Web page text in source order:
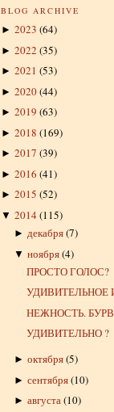
BLOG ARCHIVE
► 2023 (64)
► 2022 (35)
► 2021 (53)
► 2020(44)
► 2019 (63)
► 2018 (169)
► 2017 (39)
► 2016 (41)
► 2015 (52)
▼ 2014 (115)
► декабря(7)
▼ ноября(4)
ПРОСТО ГОЛОС?
УДИВИТЕЛЬНОЕ
НЕЖНОСТЬ.
УДИВИТЕЛЬНО ?
► октября(5)
► сентября(10)
► августа(10)